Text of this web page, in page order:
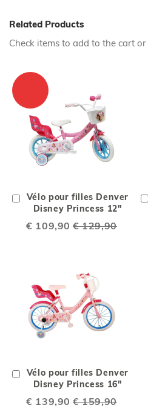
Related Products
Check items to add to the cart or
Vélo pour filles Denver
Disney Princess 12"
Special
€ 109,90 € 129,90
Ajouter
chariot
Vélo pour filles Denver
Disney Princess 16"
Special
€ 139,90 € 159,90
Ajouter
chariot